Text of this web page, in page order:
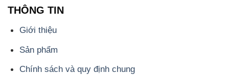
THÔNG TIN
Giới thiệu
Sản phẩm
Chính sách và quy định chung